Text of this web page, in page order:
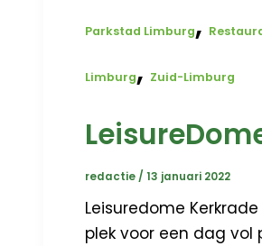
Parkstad Limburg,
Limburg, Zuid-Limburg
redactie /13 januari 2022
Leisuredome
plek voor een dag vol